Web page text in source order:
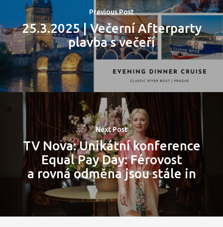
Previous Post
25.3.2025 | Večerní Afterparty
plavba s večeří
Next Post
TV Nova: Unikátní konference
Equal Pay Day: Férovost
a rovná odměna jsou stále in
Partneři
Vstupenky